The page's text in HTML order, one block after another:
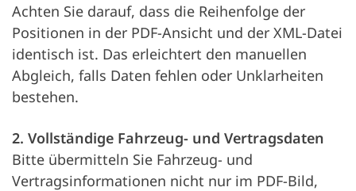
Achten Sie darauf, dass die Reihenfolge der
Positionen in der PDF-Ansicht und der XML-Datei
identisch ist. Das erleichtert den manuellen
Abgleich, falls Daten fehlen oder Unklarheiten
bestehen.
2. Vollständige Fahrzeug- und Vertragsdaten
Bitte übermitteln Sie Fahrzeug- und
Vertragsinformationen nicht nur im PDF-Bild,